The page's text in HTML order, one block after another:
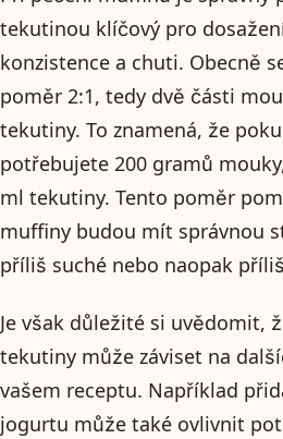
tekutinou klíčový pro
konzistence a chuti. Obecně
poměr 2:1, tedy dvě části
tekutiny. To znamená, že
potřebujete 200 gramů
ml tekutiny. Tento poměr
muffiny budou mít správnou
příliš suché nebo naopak
Je však důležité si uvědomit,
tekutiny může záviset na
vašem receptu. Například
jogurtu může také ovlivnit